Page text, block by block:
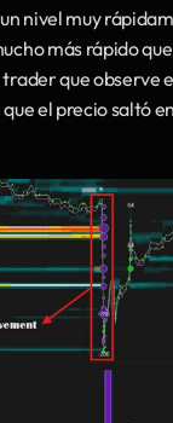
nivel muy
más rápido
que observe
el precio saltó